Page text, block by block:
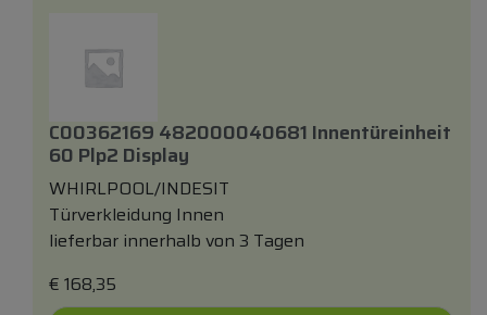
C00362169 482000040681 Innentüreinheit
60 Plp2 Display
WHIRLPOOL/INDESIT
Türverkleidung Innen
lieferbar innerhalb von 3 Tagen
€ 168,35